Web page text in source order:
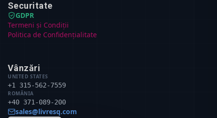
Securitate
GDPR
Termeni și Condiții
Politica de Confidențialitate
Vânzări
UNITED STATES
+1 315-562-7559
ROMÂNIA
+40 371-089-200
sales@livresq.com